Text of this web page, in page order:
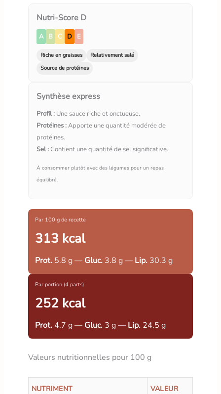
Nutri-Score D
A B C D E
Riche en graisses
Relativement salé
Source de protéines
Synthèse express
Profil :Une sauce riche et onctueuse.
Protéines :Apporte une quantité modérée de
protéines.
Sel :Contient une quantité de sel significative.
À consommer plutôt avec des légumes pour un repas
équilibré.
Par 100 g de recette
313 kcal
Prot.5.8 g — Gluc.3.8 g — Lip.30.3 g
Par portion (4 parts)
252 kcal
Prot.4.7 g — Gluc.3 g — Lip.24.5 g
Valeurs nutritionnelles pour 100 g
NUTRIMENT VALEUR